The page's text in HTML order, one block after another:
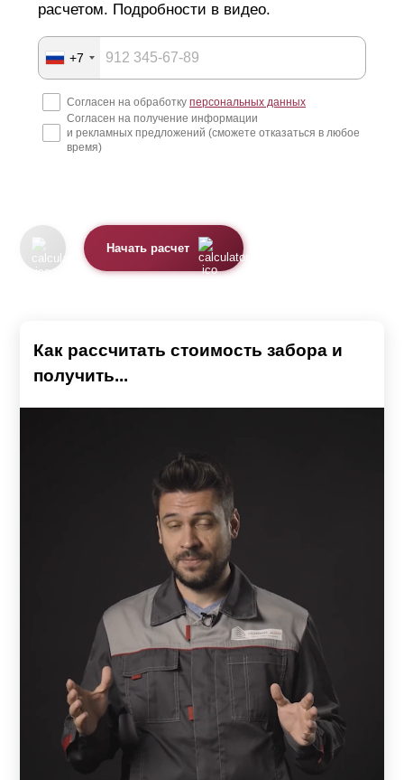
расчетом. Подробности в видео.
+7
Согласен на обработку персональных данных
Согласен на получение информации
и рекламных предложений (сможете отказаться в любое
время)
Начать расчет
Как рассчитать стоимость забора и
получить...